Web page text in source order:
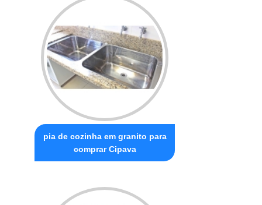
pia de cozinha em granito para
comprar Cipava